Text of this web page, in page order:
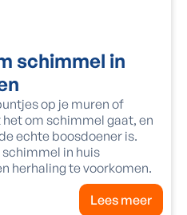
schimmel in
op je muren of
om schimmel gaat, en
echte boosdoener is.
in huis
herhaling te voorkomen.
Lees meer